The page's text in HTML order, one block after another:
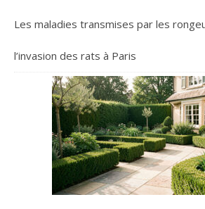
Les maladies transmises par les
l’invasion des rats à Paris